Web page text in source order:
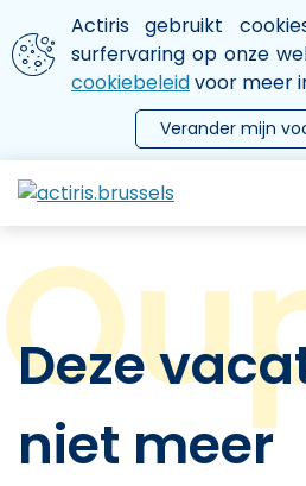
Aller au contenu principal
We gebruiken cookies
Actiris gebruikt
surfervaring op onze
cookiebeleidvoor meer
Verander mijn
le menu
Deze
niet meer